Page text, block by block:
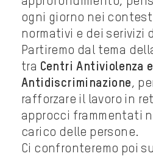
ogni giorno nei
normativi e dei serivizi
Partiremo dal tema
tra Centri Antiviolenza
Antidiscriminazione,
rafforzare il lavoro in
approcci frammentati
carico delle persone.
Ci confronteremo poi